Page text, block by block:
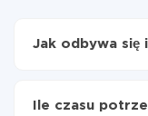
Jak odbywa się
Włącz
Ile czasu